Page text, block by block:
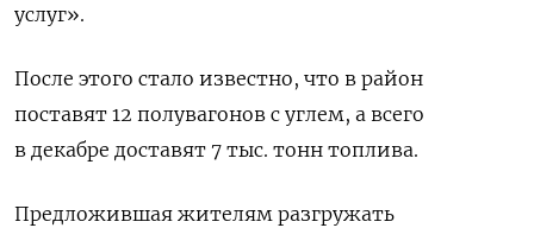
услуг».
После этого стало известно, что в район
поставят 12 полувагонов с углем, а всего
в декабре доставят 7 тыс. тонн топлива.
Предложившая жителям разгружать